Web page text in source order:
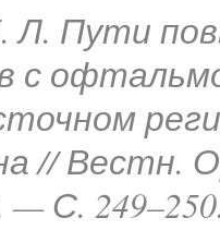
Л. Пути
с
// Вестн.
— С.